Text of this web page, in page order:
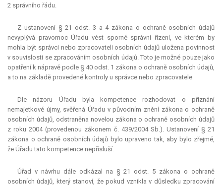
2 správního řádu.
Z ustanovení § 21 odst. 3 a 4 zákona o ochraně osobních údajů
nevyplývá pravomoc Úřadu vést sporné správní řízení, ve kterém by
mohla být správci nebo zpracovateli osobních údajů uložena povinnost
v souvislosti se zpracováním osobních údajů. Toto je možné pouze jako
opatření k nápravě podle § 40 odst. 1 zákona o ochraně osobních údajů,
a to na základě provedené kontroly u správce nebo zpracovatele
Dle názoru Úřadu byla kompetence rozhodovat o přiznání
nemajetkové újmy, svěřená Úřadu v původním znění zákona o ochraně
osobních údajů, odstraněna novelou zákona o ochraně osobních údajů
z roku 2004 (provedenou zákonem č. 439/2004 Sb.). Ustanovení § 21
zákona o ochraně osobních údajů bylo upraveno tak, aby bylo zřejmé,
že Úřadu tato kompetence nepřísluší.
Úřad v návrhu dále odkázal na § 21 odst. 5 zákona o ochraně
osobních údajů, který stanoví, že pokud vznikla v důsledku zpracování